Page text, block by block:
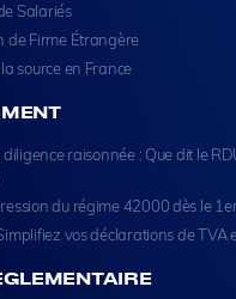
Salariés
de Firme Étrangère
source en France
raisonnée : Que dit le
du régime 42000 dès le
vos déclarations de TVA